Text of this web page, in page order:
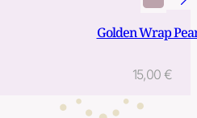
Golden Wrap
15,00 €